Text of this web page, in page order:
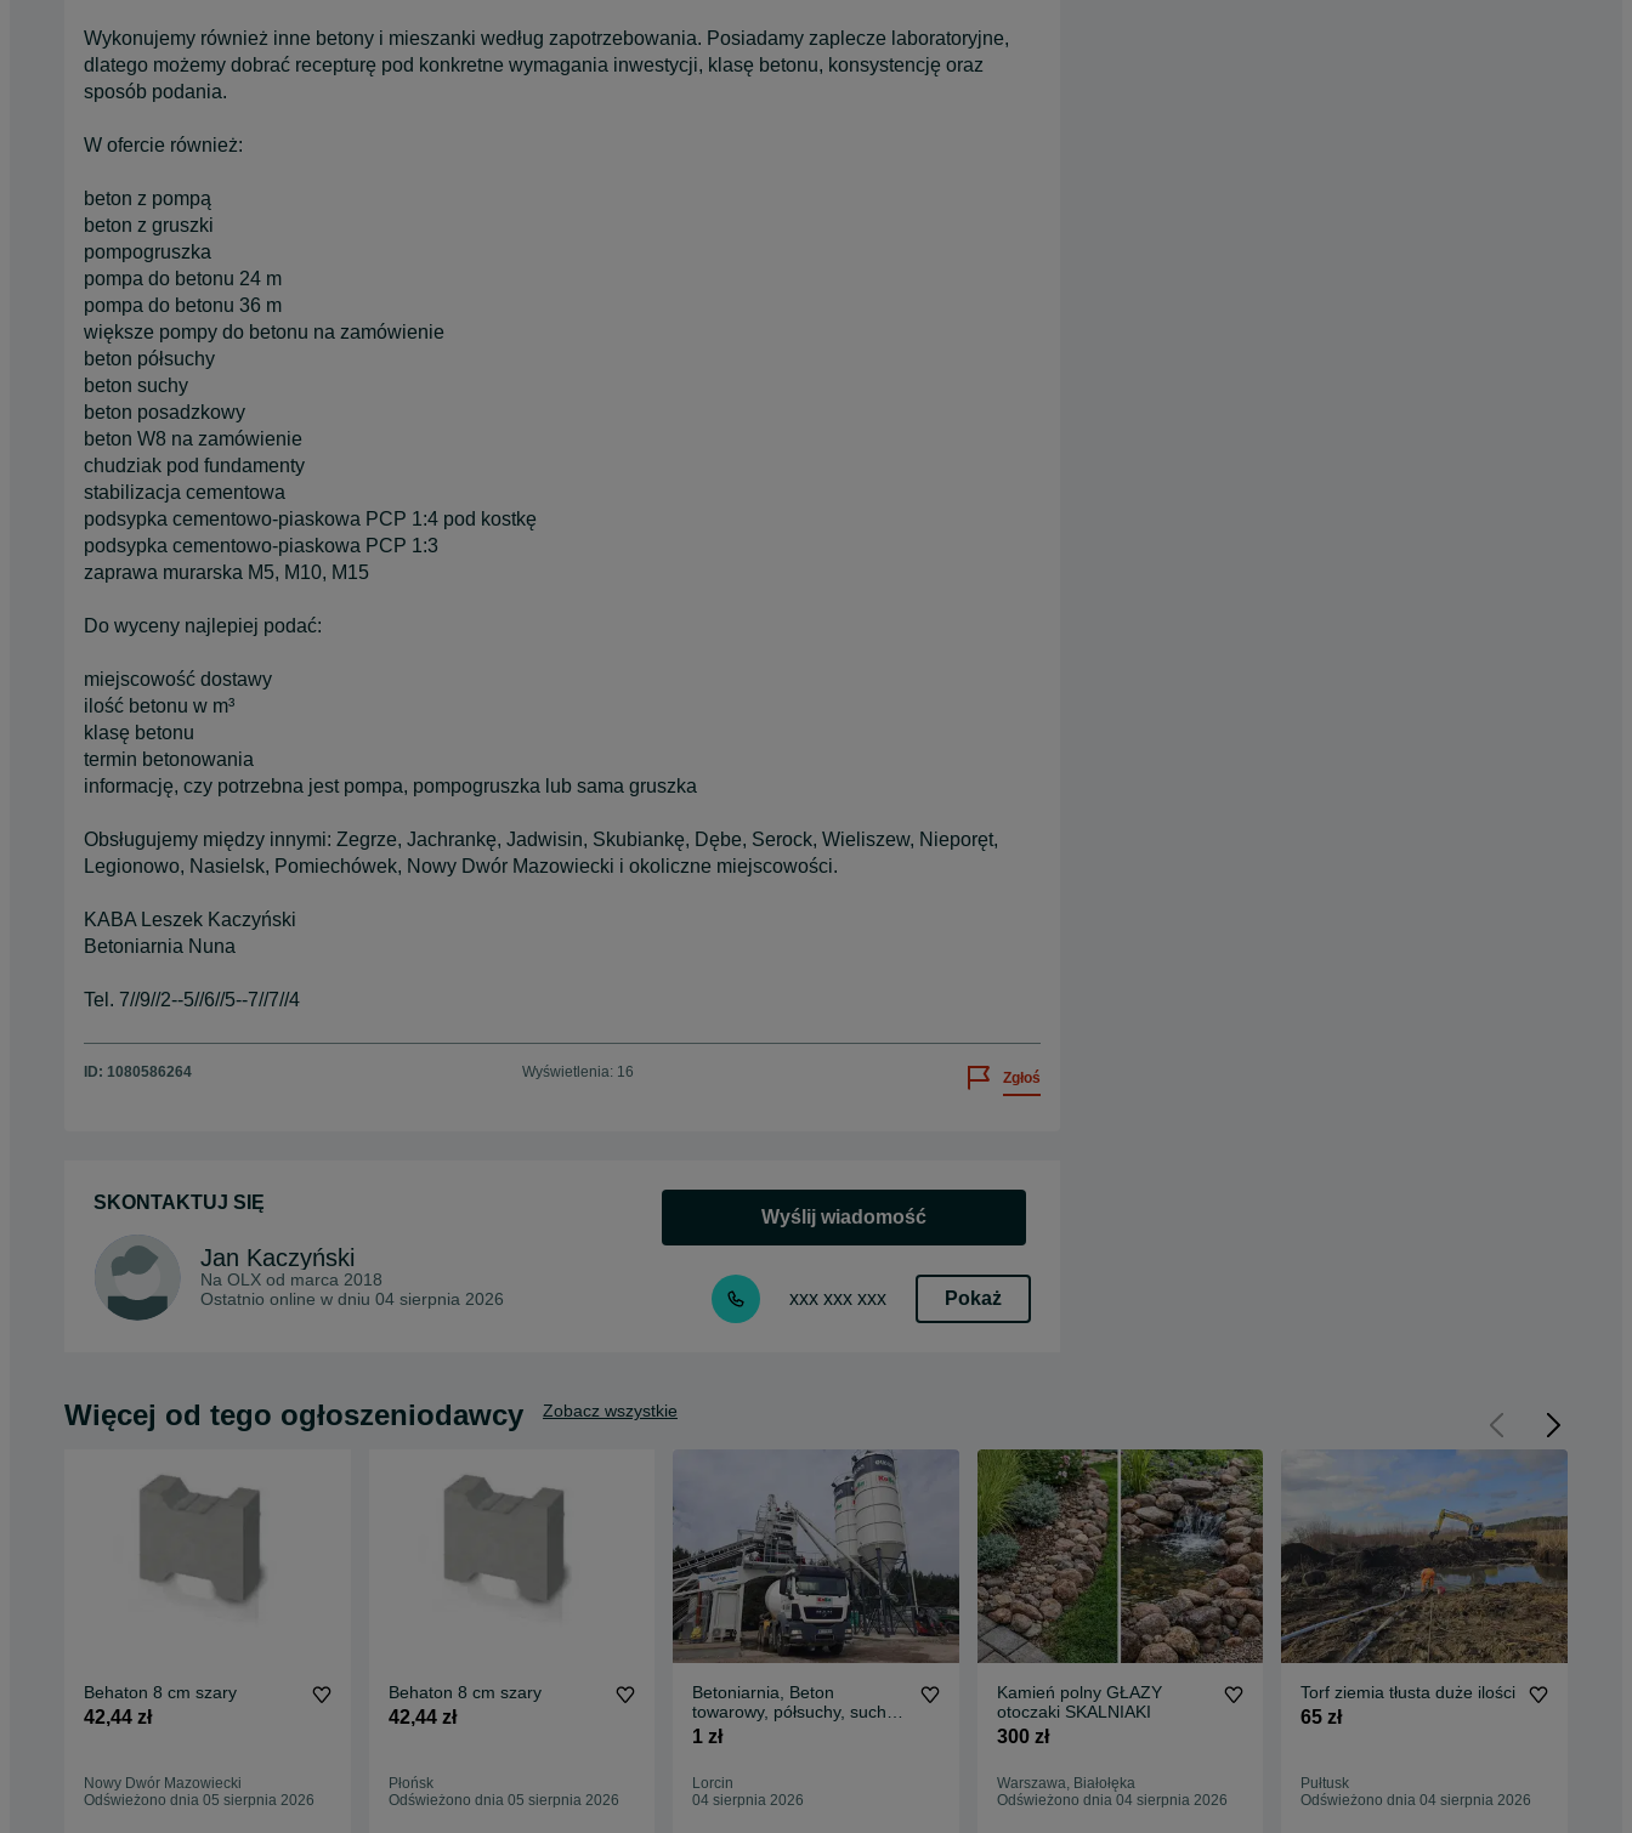
Wykonujemy również inne betony i mieszanki według zapotrzebowania. Posiadamy zaplecze laboratoryjne,
dlatego możemy dobrać recepturę pod konkretne wymagania inwestycji, klasę betonu, konsystencję oraz
sposób podania.
W ofercie również:
beton z pompą
beton z gruszki
pompogruszka
pompa do betonu 24 m
pompa do betonu 36 m
większe pompy do betonu na zamówienie
beton półsuchy
beton suchy
beton posadzkowy
beton W8 na zamówienie
chudziak pod fundamenty
stabilizacja cementowa
podsypka cementowo-piaskowa PCP 1:4 pod kostkę
podsypka cementowo-piaskowa PCP 1:3
zaprawa murarska M5, M10, M15
Do wyceny najlepiej podać:
miejscowość dostawy
ilość betonu w m³
klasę betonu
termin betonowania
informację, czy potrzebna jest pompa, pompogruszka lub sama gruszka
Obsługujemy między innymi: Zegrze, Jachrankę, Jadwisin, Skubiankę, Dębe, Serock, Wieliszew, Nieporęt,
Legionowo, Nasielsk, Pomiechówek, Nowy Dwór Mazowiecki i okoliczne miejscowości.
KABA Leszek Kaczyński
Betoniarnia Nuna
Tel. 7//9//2--5//6//5--7//7//4
ID: 1080586264 Wyświetlenia: 16 Zgłoś
SKONTAKTUJ SIĘ
Jan Kaczyński
Na OLX od marca 2018
Ostatnio online w dniu 04 sierpnia 2026
Wyślij wiadomość
xxx xxx xxx Pokaż
Więcej od tego ogłoszeniodawcy Zobacz wszystkie
Behaton 8 cm szary
42,44 zł
Nowy Dwór Mazowiecki
Odświeżono dnia 05 sierpnia 2026
Behaton 8 cm szary
42,44 zł
Płońsk
Odświeżono dnia 05 sierpnia 2026
Betoniarnia, Beton
towarowy, półsuchy, suchy,
chudziak, stabilizacja.
1 zł
Lorcin
04 sierpnia 2026
Kamień polny GŁAZY
otoczaki SKALNIAKI
300 zł
Warszawa, Białołęka
Odświeżono dnia 04 sierpnia 2026
Torf ziemia tłusta duże ilości
65 zł
Pułtusk
Odświeżono dnia 04 sierpnia 2026